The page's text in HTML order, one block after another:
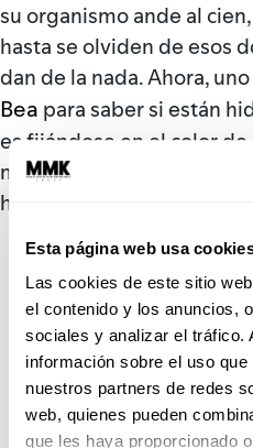
Esta página web usa
Las cookies de este sitio
el contenido y los anuncios,
sociales y analizar el tráfico.
información sobre el uso
nuestros partners de redes
web, quienes pueden
que les haya proporcionado
su organismo ande al
hasta se olviden de esos
dan de la nada. Ahora,
Bea para saber si están
es fijándose en el color de
más oscura esté significa
hidratación.